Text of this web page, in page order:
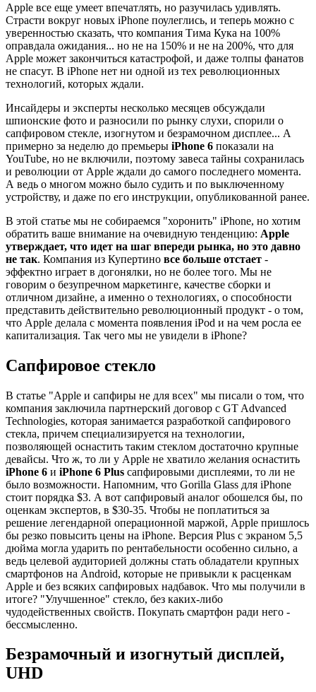
Apple все еще умеет впечатлять, но разучилась удивлять.
Страсти вокруг новых iPhone поулеглись, и теперь можно с
уверенностью сказать, что компания Тима Кука на 100%
оправдала ожидания... но не на 150% и не на 200%, что для
Apple может закончиться катастрофой, и даже толпы фанатов
не спасут. В iPhone нет ни одной из тех революционных
технологий, которых ждали.
Инсайдеры и эксперты несколько месяцев обсуждали
шпионские фото и разносили по рынку слухи, спорили о
сапфировом стекле, изогнутом и безрамочном дисплее... А
примерно за неделю до премьеры iPhone 6 показали на
YouTube, но не включили, поэтому завеса тайны сохранилась
и революции от Apple ждали до самого последнего момента.
А ведь о многом можно было судить и по выключенному
устройству, и даже по его инструкции, опубликованной ранее.
В этой статье мы не собираемся "хоронить" iPhone, но хотим
обратить ваше внимание на очевидную тенденцию: Apple
утверждает, что идет на шаг впереди рынка, но это давно
не так. Компания из Купертино все больше отстает -
эффектно играет в догонялки, но не более того. Мы не
говорим о безупречном маркетинге, качестве сборки и
отличном дизайне, а именно о технологиях, о способности
представить действительно революционный продукт - о том,
что Apple делала с момента появления iPod и на чем росла ее
капитализация. Так чего мы не увидели в iPhone?
Сапфировое стекло
В статье "Apple и сапфиры не для всех" мы писали о том, что
компания заключила партнерский договор с GT Advanced
Technologies, которая занимается разработкой сапфирового
стекла, причем специализируется на технологии,
позволяющей оснастить таким стеклом достаточно крупные
девайсы. Что ж, то ли у Apple не хватило желания оснастить
iPhone 6 и iPhone 6 Plus сапфировыми дисплеями, то ли не
было возможности. Напомним, что Gorilla Glass для iPhone
стоит порядка $3. А вот сапфировый аналог обошелся бы, по
оценкам экспертов, в $30-35. Чтобы не поплатиться за
решение легендарной операционной маржой, Apple пришлось
бы резко повысить цены на iPhone. Версия Plus с экраном 5,5
дюйма могла ударить по рентабельности особенно сильно, а
ведь целевой аудиторией должны стать обладатели крупных
смартфонов на Android, которые не привыкли к расценкам
Apple и без всяких сапфировых надбавок. Что мы получили в
итоге? "Улучшенное" стекло, без каких-либо
чудодейственных свойств. Покупать смартфон ради него -
бессмысленно.
Безрамочный и изогнутый дисплей,
UHD